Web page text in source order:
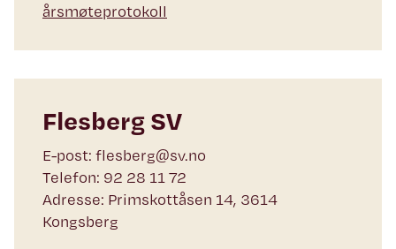
årsmøteprotokoll
Flesberg SV
E-post: flesberg@sv.no
Telefon: 92 28 11 72
Adresse: Primskottåsen 14, 3614
Kongsberg